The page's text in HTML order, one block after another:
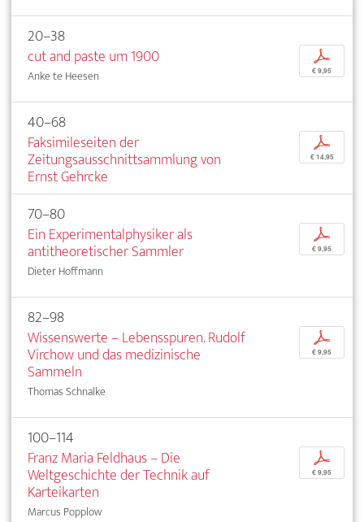
20–38
cut and paste um 1900
Anke te Heesen
p
€ 9,95
40–68
Faksimileseiten der
Zeitungsausschnittsammlung von
Ernst Gehrcke
p
€ 14,95
70–80
Ein Experimentalphysiker als
antitheoretischer Sammler
Dieter Hoffmann
p
€ 9,95
82–98
Wissenswerte – Lebensspuren. Rudolf
Virchow und das medizinische
Sammeln
Thomas Schnalke
p
€ 9,95
100–114
Franz Maria Feldhaus – Die
Weltgeschichte der Technik auf
Karteikarten
Marcus Popplow
p
€ 9,95